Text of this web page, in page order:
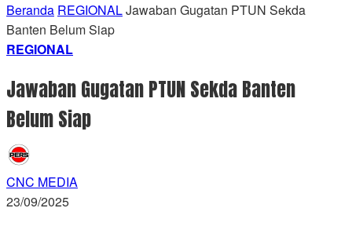
Beranda REGIONALJawaban Gugatan PTUN Sekda
Banten Belum Siap
REGIONAL
Jawaban Gugatan PTUN Sekda Banten
Belum Siap
CNC MEDIA
23/09/2025